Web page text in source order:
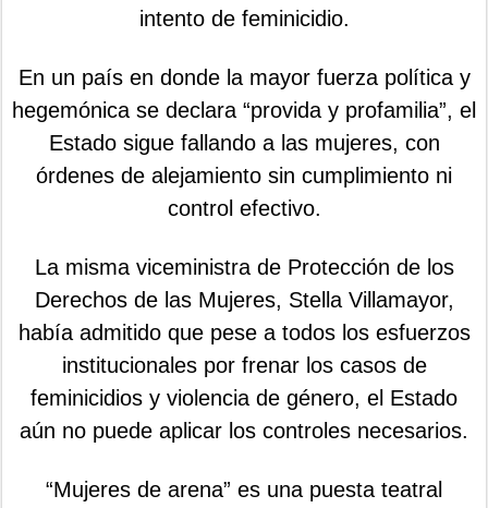
intento de feminicidio.
En un país en donde la mayor fuerza política y
hegemónica se declara “provida y profamilia”, el
Estado sigue fallando a las mujeres, con
órdenes de alejamiento sin cumplimiento ni
control efectivo.
La misma viceministra de Protección de los
Derechos de las Mujeres, Stella Villamayor,
había admitido que pese a todos los esfuerzos
institucionales por frenar los casos de
feminicidios y violencia de género, el Estado
aún no puede aplicar los controles necesarios.
“Mujeres de arena” es una puesta teatral